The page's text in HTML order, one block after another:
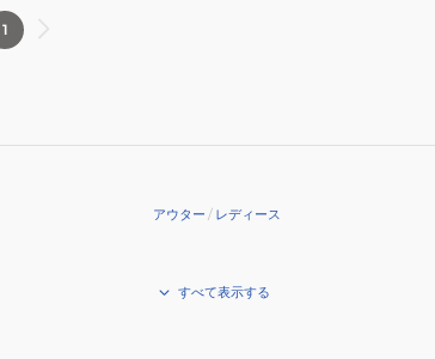
1
アウター / レディース
すべて表示する